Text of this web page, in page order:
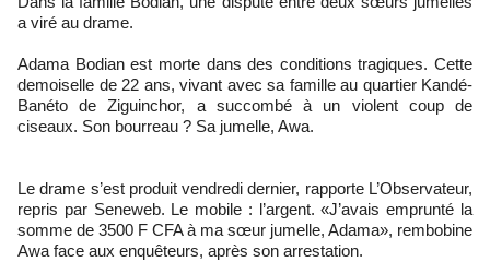
a viré au drame.
Adama Bodian est morte dans des conditions tragiques. Cette
demoiselle de 22 ans, vivant avec sa famille au quartier Kandé-
Banéto de Ziguinchor, a succombé à un violent coup de
ciseaux. Son bourreau ? Sa jumelle, Awa.
Le drame s’est produit vendredi dernier, rapporte L’Observateur,
repris par Seneweb. Le mobile : l’argent. «J’avais emprunté la
somme de 3500 F CFA à ma sœur jumelle, Adama», rembobine
Awa face aux enquêteurs, après son arrestation.